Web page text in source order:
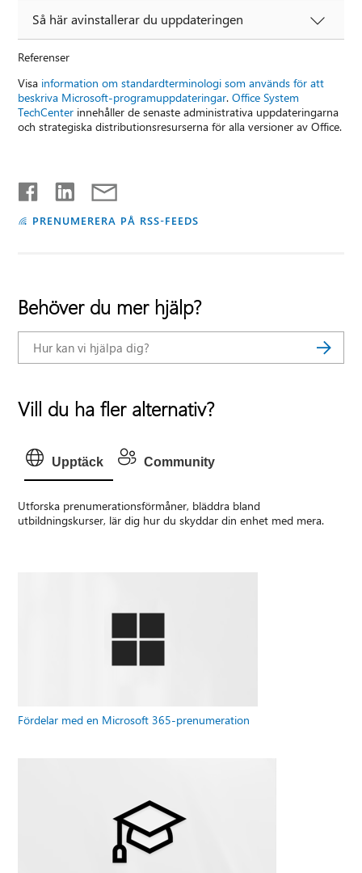
Så här avinstallerar du uppdateringen
Referenser
Visa information om standardterminologi som används för att
beskriva Microsoft-programuppdateringar.Office System
TechCenter innehåller de senaste administrativa uppdateringarna
och strategiska distributionsresurserna för alla versioner av Office.
PRENUMERERA PÅ RSS-FEEDS
Behöver du mer hjälp?
Vill du ha fler alternativ?
Upptäck Community
Utforska prenumerationsförmåner, bläddra bland
utbildningskurser, lär dig hur du skyddar din enhet med mera.
Fördelar med en Microsoft 365-prenumeration